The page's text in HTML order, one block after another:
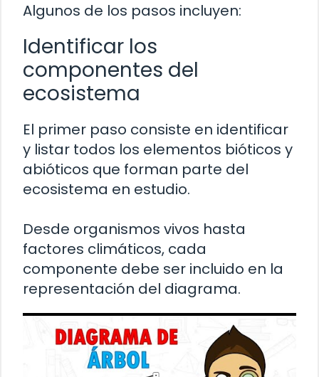
Algunos de los pasos incluyen:
Identificar los
componentes del
ecosistema
El primer paso consiste en identificar
y listar todos los elementos bióticos y
abióticos que forman parte del
ecosistema en estudio.
Desde organismos vivos hasta
factores climáticos, cada
componente debe ser incluido en la
representación del diagrama.